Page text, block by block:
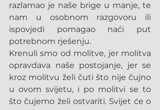
razlamao je naše brige u manje, te
nam u osobnom razgovoru ili
ispovjedi pomagao naći put
potrebnom rješenju.
Krenuli smo od molitve, jer molitva
opravdava naše postojanje, jer se
kroz molitvu želi čuti što nije čujno
u ovom svijetu, i po molitvi se to
što čujemo želi ostvariti. Svijet će o